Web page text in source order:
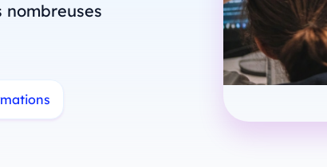
nombreuses